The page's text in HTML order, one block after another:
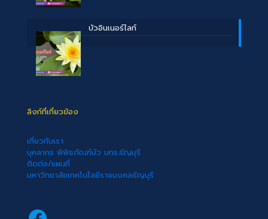
บัวอินเนอร์ไลท์
ลิงก์ที่เกี่ยวข้อง
เกี่ยวกับเรา
บุคลากร พิพิธภัณฑ์บัว มทร.ธัญบุรี
ติดต่อ/แผนที่
มหาวิทยาลัยเทคโนโลยีราชมงคลธัญบุรี